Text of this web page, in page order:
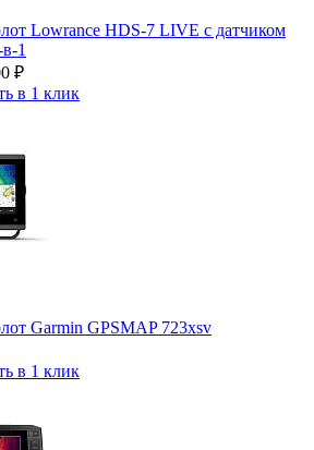
Lowrance HDS-7 LIVE с датчиком
1
₽
в 1 клик
Garmin GPSMAP 723xsv
в 1 клик